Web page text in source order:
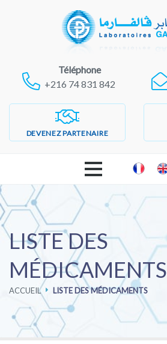
Téléphone
+216 74 831 842
DEVENEZ PARTENAIRE
ACCUEIL
LABORATOIRES GALPHARMA
PRODUITS
PHARMACOVIGILANCE
CARRIÈRES
LISTE DES
MÉDICAMENTS
ACCUEIL LISTE DES MÉDICAMENTS